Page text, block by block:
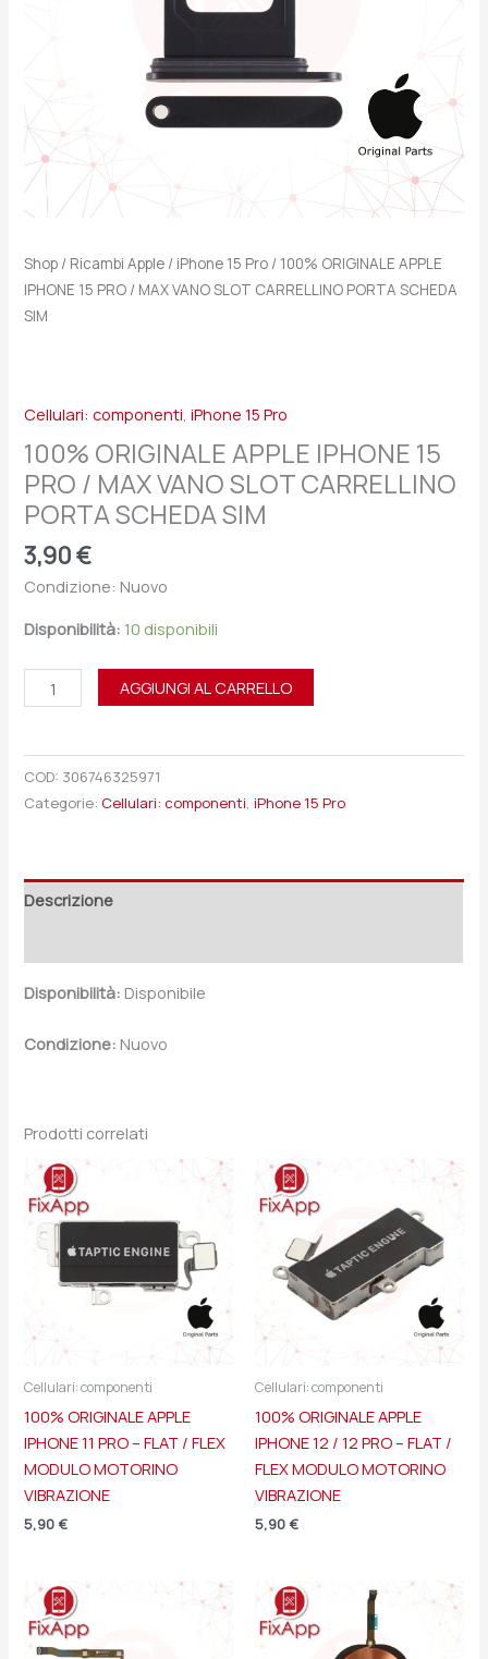
Shop / Ricambi Apple / iPhone 15 Pro / 100% ORIGINALE APPLE
IPHONE 15 PRO / MAX VANO SLOT CARRELLINO PORTA SCHEDA
SIM
Cellulari: componenti,iPhone 15 Pro
100% ORIGINALE APPLE IPHONE 15
PRO / MAX VANO SLOT CARRELLINO
PORTA SCHEDA SIM
3,90€
Condizione: Nuovo
Disponibilità: 10 disponibili
SCHEDA
SIM
quantità
AGGIUNGI AL CARRELLO
COD: 306746325971
Categorie: Cellulari: componenti,iPhone 15 Pro
Descrizione
Disponibilità: Disponibile
Condizione: Nuovo
Prodotti correlati
Cellulari: componenti
100% ORIGINALE APPLE
IPHONE 11 PRO – FLAT / FLEX
MODULO MOTORINO
VIBRAZIONE
5,90 €
Cellulari: componenti
100% ORIGINALE APPLE
IPHONE 12 / 12 PRO – FLAT /
FLEX MODULO MOTORINO
VIBRAZIONE
5,90 €